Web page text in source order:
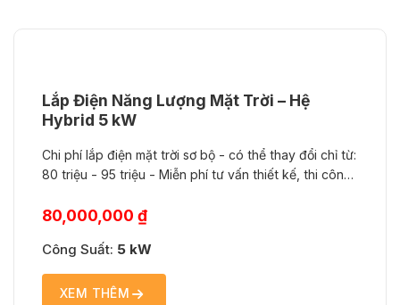
Lắp Điện Năng Lượng Mặt Trời – Hệ
Hybrid 5 kW
80,000,000 ₫
Công Suất: 5 kW
XEM THÊM
Chi phí lắp điện mặt trời sơ bộ - có thể thay đổi chỉ từ:
80 triệu - 95 triệu - Miễn phí tư vấn thiết kế, thi công,
như cam kết và của hãng sản xuất - Nhân viên tư